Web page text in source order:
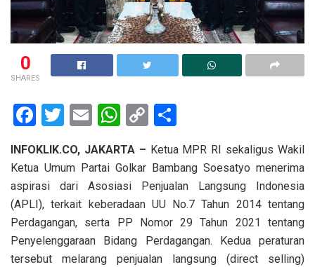
0
SHARES
F
ce
b
o
o
k
T
tt
er
E
ail
W
at
s
A
p
p
C
py
Li
n
k
ar
e
INFOKLIK.CO, JAKARTA – Ketua MPR RI sekaligus Wakil
Ketua Umum Partai Golkar Bambang Soesatyo menerima
aspirasi dari Asosiasi Penjualan Langsung Indonesia
(APLI), terkait keberadaan UU No.7 Tahun 2014 tentang
Perdagangan, serta PP Nomor 29 Tahun 2021 tentang
Penyelenggaraan Bidang Perdagangan. Kedua peraturan
tersebut melarang penjualan langsung (direct selling)